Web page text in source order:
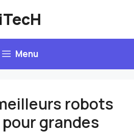
iTecH
Menu
robots
grandes